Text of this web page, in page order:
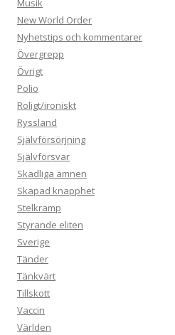
Musik
New World Order
Nyhetstips och kommentarer
Övergrepp
Övrigt
Polio
Roligt/ironiskt
Ryssland
Självförsörjning
Självförsvar
Skadliga ämnen
Skapad knapphet
Stelkramp
Styrande eliten
Sverige
Tänder
Tänkvärt
Tillskott
Vaccin
Världen